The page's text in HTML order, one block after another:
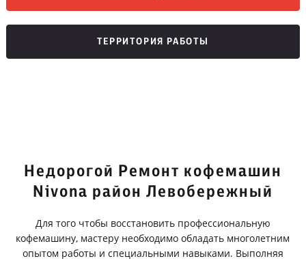
ТЕРРИТОРИЯ РАБОТЫ
Недорогой Ремонт кофемашин
Nivona район Левобережный
Для того чтобы восстановить профессиональную
кофемашину, мастеру необходимо обладать многолетним
опытом работы и специальными навыками. Выполняя